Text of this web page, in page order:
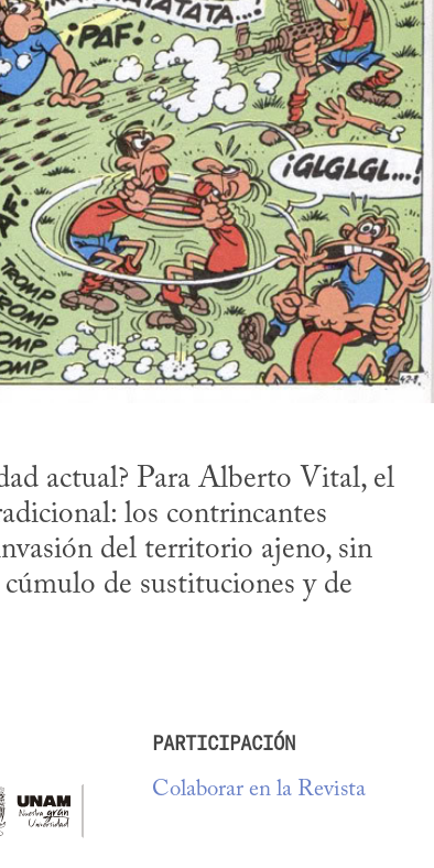
actual? Para Alberto Vital, el
los contrincantes
del territorio ajeno, sin
de sustituciones y de
PARTICIPACIÓN
Colaborar en la Revista